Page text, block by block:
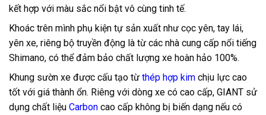
kết hợp với màu sắc nổi bật vô cùng tinh tế.
Khoác trên mình phụ kiện tự sản xuất như cọc yên, tay lái,
yên xe, riêng bộ truyền động là từ các nhà cung cấp nổi tiếng
Shimano, có thể đảm bảo chất lượng xe hoàn hảo 100%.
Khung sườn xe được cấu tạo từ thép hợp kim chịu lực cao
tốt với giá thành ổn. Riêng với dòng xe có cao cấp, GIANT sử
dụng chất liệu Carbon cao cấp không bị biến dạng nếu có